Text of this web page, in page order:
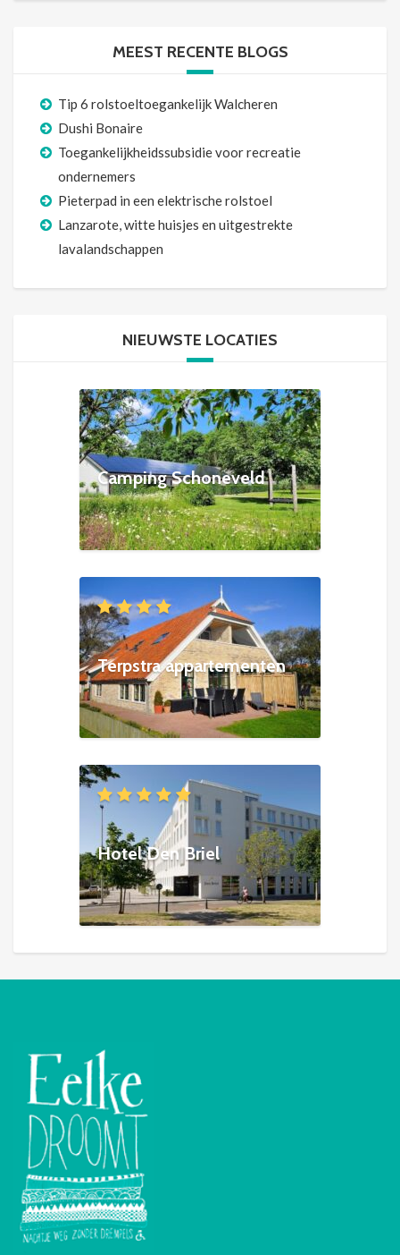
MEEST RECENTE BLOGS
Tip 6 rolstoeltoegankelijk Walcheren
Dushi Bonaire
Toegankelijkheidssubsidie voor recreatie
ondernemers
Pieterpad in een elektrische rolstoel
Lanzarote, witte huisjes en uitgestrekte
lavalandschappen
NIEUWSTE LOCATIES
Camping Schoneveld
Terpstra appartementen
Hotel Den Briel